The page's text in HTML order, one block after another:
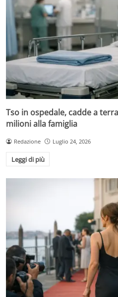
Tso in ospedale, cadde a
milioni alla famiglia
Redazione Luglio 24, 2026
Leggi di più